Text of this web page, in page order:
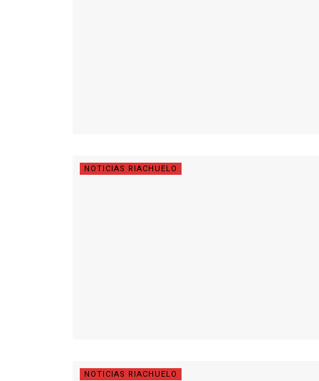
NOTICIAS RIACHUELO
NOTICIAS RIACHUELO